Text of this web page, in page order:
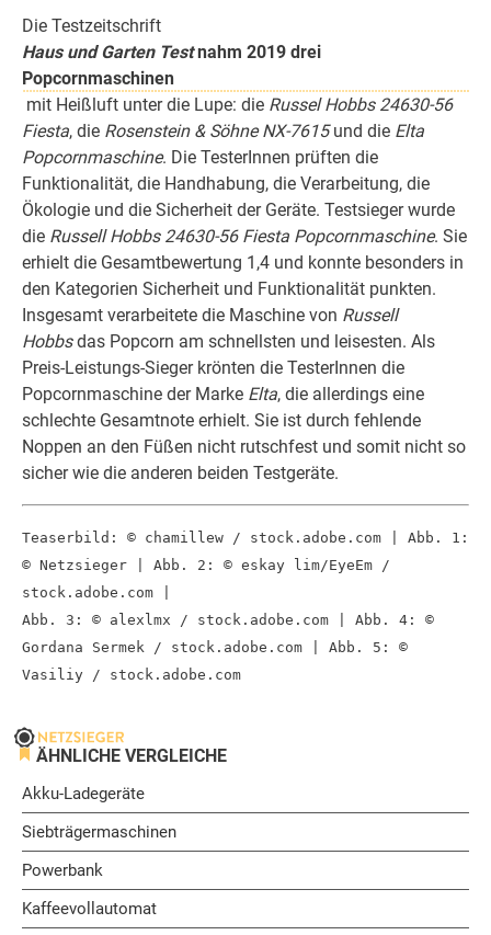
Die Testzeitschrift
Haus und Garten Testnahm 2019 drei
Popcornmaschinen
mit Heißluft unter die Lupe: die Russel Hobbs 24630-56
Fiesta, die Rosenstein & Söhne NX-7615und die Elta
Popcornmaschine. Die TesterInnen prüften die
Funktionalität, die Handhabung, die Verarbeitung, die
Ökologie und die Sicherheit der Geräte. Testsieger wurde
die Russell Hobbs 24630-56 Fiesta Popcornmaschine. Sie
erhielt die Gesamtbewertung 1,4 und konnte besonders in
den Kategorien Sicherheit und Funktionalität punkten.
Insgesamt verarbeitete die Maschine von Russell
Hobbsdas Popcorn am schnellsten und leisesten. Als
Preis-Leistungs-Sieger krönten die TesterInnen die
Popcornmaschine der Marke Elta, die allerdings eine
schlechte Gesamtnote erhielt. Sie ist durch fehlende
Noppen an den Füßen nicht rutschfest und somit nicht so
sicher wie die anderen beiden Testgeräte.
Teaserbild: © chamillew / stock.adobe.com | Abb. 1:
© Netzsieger | Abb. 2: © eskay lim/EyeEm /
stock.adobe.com |
Abb. 3: © alexlmx / stock.adobe.com | Abb. 4: ©
Gordana Sermek / stock.adobe.com | Abb. 5: ©
Vasiliy / stock.adobe.com
ÄHNLICHE VERGLEICHE
Akku-Ladegeräte
Siebträgermaschinen
Powerbank
Kaffeevollautomat